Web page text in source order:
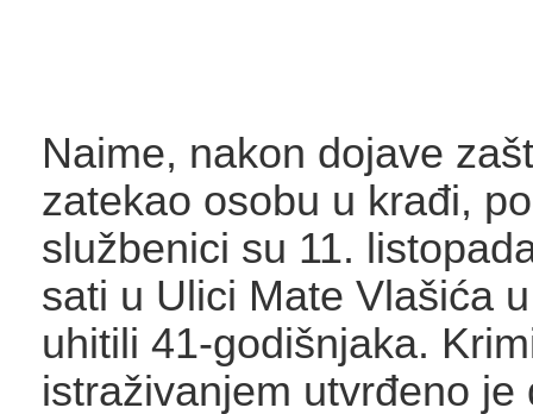
Naime, nakon dojave
zatekao osobu u krađi,
službenici su 11.
sati u Ulici Mate Vlašića
uhitili 41-godišnjaka.
istraživanjem utvrđeno je